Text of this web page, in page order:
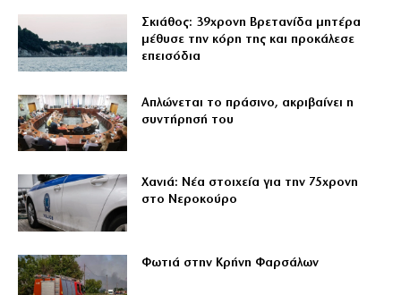
Σκιάθος: 39χρονη Βρετανίδα μητέρα
μέθυσε την κόρη της και προκάλεσε
επεισόδια
Απλώνεται το πράσινο, ακριβαίνει η
συντήρησή του
Χανιά: Νέα στοιχεία για την 75χρονη
στο Νεροκούρο
Φωτιά στην Κρήνη Φαρσάλων